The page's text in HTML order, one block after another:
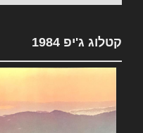
קטלוג ג'יפ 1984